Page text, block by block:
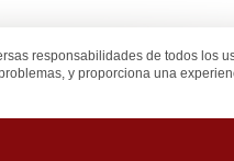
responsabilidades de todos
y proporciona una